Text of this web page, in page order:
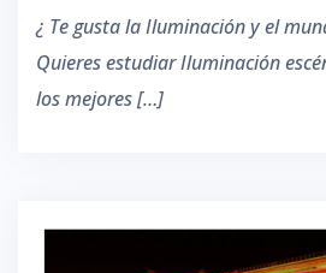
¿ Te gusta la Iluminación y el
Quieres estudiar Iluminación
los mejores […]